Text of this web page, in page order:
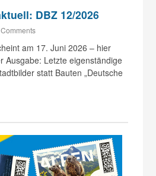
DBZ 12/2026
am 17. Juni 2026 – hier
Ausgabe: Letzte eigenständige
statt Bauten „Deutsche